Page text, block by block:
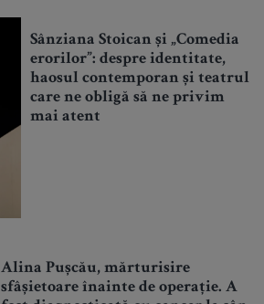
Sânziana Stoican și „Comedia
erorilor”: despre identitate,
haosul contemporan și teatrul
care ne obligă să ne privim
mai atent
Alina Pușcău, mărturisire
sfâșietoare înainte de operație. A